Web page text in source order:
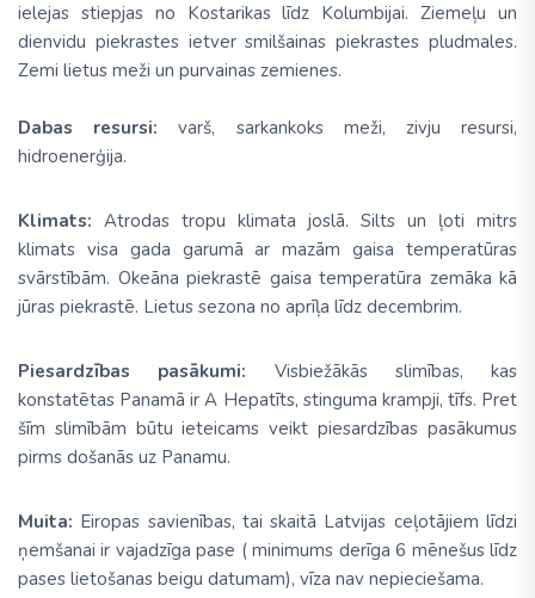
ielejas stiepjas no Kostarikas līdz Kolumbijai. Ziemeļu un
dienvidu piekrastes ietver smilšainas piekrastes pludmales.
Zemi lietus meži un purvainas zemienes.
Dabas resursi: varš, sarkankoks meži, zivju resursi,
hidroenerģija.
Klimats: Atrodas tropu klimata joslā. Silts un ļoti mitrs
klimats visa gada garumā ar mazām gaisa temperatūras
svārstībām. Okeāna piekrastē gaisa temperatūra zemāka kā
jūras piekrastē. Lietus sezona no aprīļa līdz decembrim.
Piesardzības pasākumi: Visbiežākās slimības, kas
konstatētas Panamā ir A Hepatīts, stinguma krampji, tīfs. Pret
šīm slimībām būtu ieteicams veikt piesardzības pasākumus
pirms došanās uz Panamu.
Muita: Eiropas savienības, tai skaitā Latvijas ceļotājiem līdzi
ņemšanai ir vajadzīga pase ( minimums derīga 6 mēnešus līdz
pases lietošanas beigu datumam), vīza nav nepieciešama.